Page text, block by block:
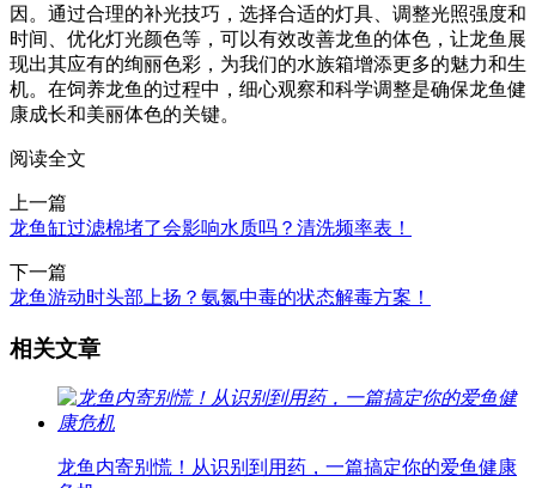
因。通过合理的补光技巧，选择合适的灯具、调整光照强度和
时间、优化灯光颜色等，可以有效改善龙鱼的体色，让龙鱼展
现出其应有的绚丽色彩，为我们的水族箱增添更多的魅力和生
机。在饲养龙鱼的过程中，细心观察和科学调整是确保龙鱼健
康成长和美丽体色的关键。
阅读全文
上一篇
龙鱼缸过滤棉堵了会影响水质吗？清洗频率表！
下一篇
龙鱼游动时头部上扬？氨氮中毒的状态解毒方案！
相关文章
龙鱼内寄别慌！从识别到用药，一篇搞定你的爱鱼健康